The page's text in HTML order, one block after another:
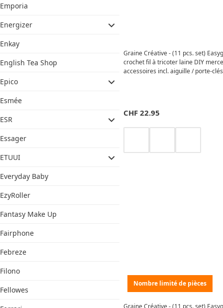
Emporia
Energizer
Enkay
English Tea Shop
Epico
Esmée
ESR
Essager
ETUUI
Everyday Baby
EzyRoller
Fantasy Make Up
Fairphone
Febreze
Filono
Fellowes
Graine Créative - (11 pcs. set)
crochet fil à tricoter laine DIY
accessoires incl. aiguille / porte-
CHF 22.95
Nombre limité de pièces
Graine Créative - (11 pcs. set)